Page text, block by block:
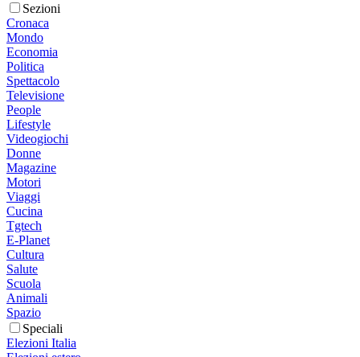
Sezioni
Cronaca
Mondo
Economia
Politica
Spettacolo
Televisione
People
Lifestyle
Videogiochi
Donne
Magazine
Motori
Viaggi
Cucina
Tgtech
E-Planet
Cultura
Salute
Scuola
Animali
Spazio
Speciali
Elezioni Italia